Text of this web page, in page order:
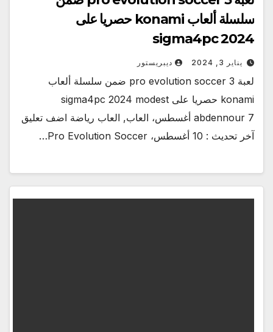
سلسلة ألعاب konami حصريا على
sigma4pc 2024
يناير 3, 2024 ديبريستور
لعبة pro evolution soccer 3 ضمن سلسلة ألعاب
konami حصريا على sigma4pc 2024 modest
abdennour 7 أغسطس، العاب, العاب رياضة اضف تعليق
آخر تحديث : 10 أغسطس، Pro Evolution Soccer…